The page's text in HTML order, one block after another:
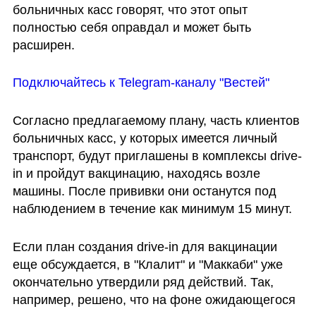
больничных касс говорят, что этот опыт
полностью себя оправдал и может быть
расширен.
Подключайтесь к Telegram-каналу "Вестей"
Согласно предлагаемому плану, часть клиентов
больничных касс, у которых имеется личный
транспорт, будут приглашены в комплексы drive-
in и пройдут вакцинацию, находясь возле
машины. После прививки они останутся под
наблюдением в течение как минимум 15 минут.
Если план создания drive-in для вакцинации
еще обсуждается, в "Клалит" и "Маккаби" уже
окончательно утвердили ряд действий. Так,
например, решено, что на фоне ожидающегося